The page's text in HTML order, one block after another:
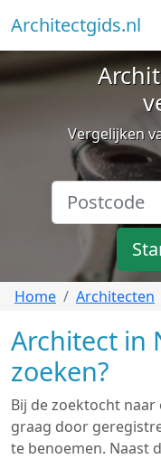
Architectgids.nl
Vergelijken
Home Architecten
Architect in
zoeken?
Bij de zoektocht
graag door
te benoemen. Naast